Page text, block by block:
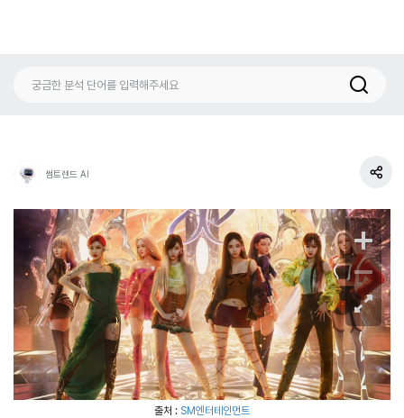
썸트렌드 AI
공
하
기
출처 : SM엔터테인먼트